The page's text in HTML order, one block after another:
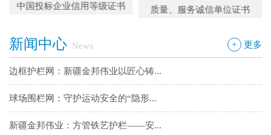
中国投标企业信用等级证书 质量、服务诚信单位证书
+ 更多
新闻中心 News
框架网护栏：安全防护与城市美学的...
铁艺围墙栅栏：安全防护与艺术美学...
边框护栏网：新疆金邦伟业以匠心铸...
球场围栏网：守护运动安全的“隐形...
新疆金邦伟业：方管铁艺护栏——安...